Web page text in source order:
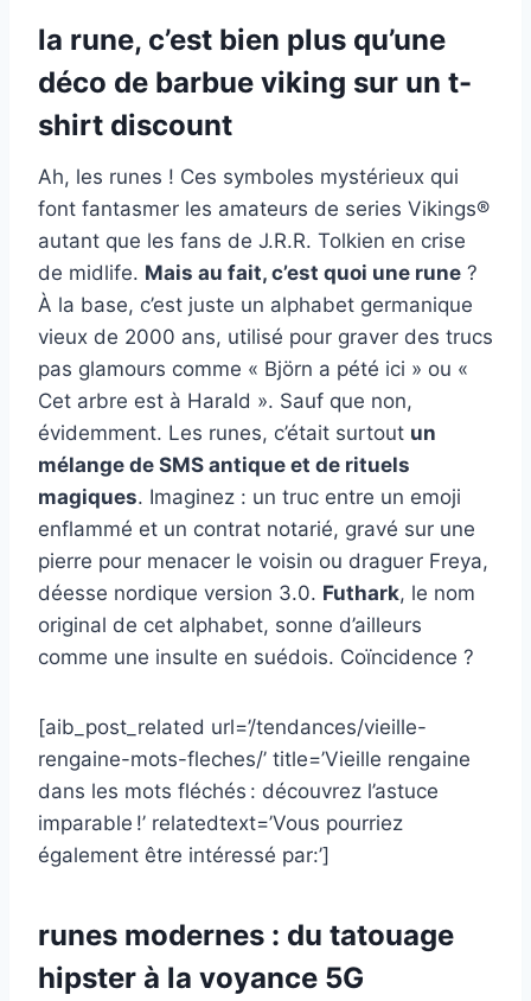
la rune, c’est bien plus qu’une
déco de barbue viking sur un t-
shirt discount
Ah, les runes ! Ces symboles mystérieux qui
font fantasmer les amateurs de series Vikings®
autant que les fans de J.R.R. Tolkien en crise
de midlife. Mais au fait, c’est quoi une rune ?
À la base, c’est juste un alphabet germanique
vieux de 2000 ans, utilisé pour graver des trucs
pas glamours comme « Björn a pété ici » ou «
Cet arbre est à Harald ». Sauf que non,
évidemment. Les runes, c’était surtout un
mélange de SMS antique et de rituels
magiques. Imaginez : un truc entre un emoji
enflammé et un contrat notarié, gravé sur une
pierre pour menacer le voisin ou draguer Freya,
déesse nordique version 3.0. Futhark, le nom
original de cet alphabet, sonne d’ailleurs
comme une insulte en suédois. Coïncidence ?
[aib_post_related url=’/tendances/vieille-
rengaine-mots-fleches/’ title=’Vieille rengaine
dans les mots fléchés : découvrez l’astuce
imparable !’ relatedtext=’Vous pourriez
également être intéressé par:’]
runes modernes : du tatouage
hipster à la voyance 5G